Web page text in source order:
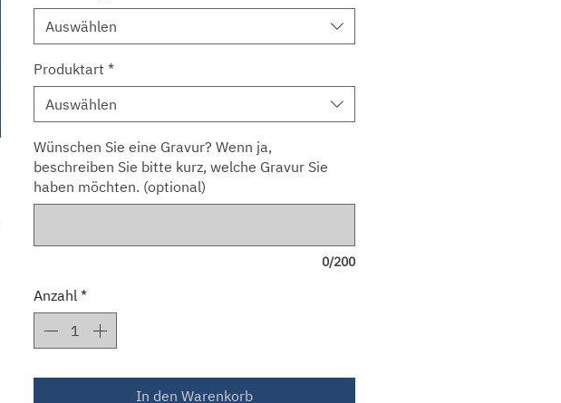
Auswählen
Produktart *
Auswählen
Wünschen Sie eine Gravur? Wenn ja,
beschreiben Sie bitte kurz, welche Gravur Sie
haben möchten. (optional)
0/200
Anzahl *
In den Warenkorb